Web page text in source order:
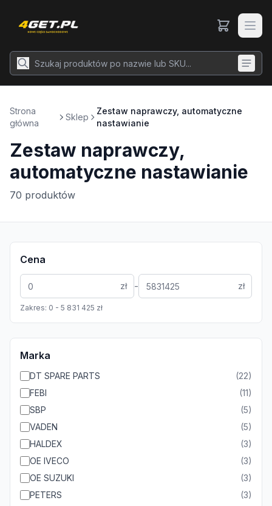
Strona
główna
Sklep
Zestaw naprawczy, automatyczne
nastawianie
Zestaw naprawczy,
automatyczne nastawianie
70 produktów
Cena
zł - zł
Zakres: 0 - 5 831 425 zł
Marka
DT SPARE PARTS (22)
FEBI
(11)
SBP
(5)
VADEN
(5)
HALDEX
(3)
OE IVECO
(3)
OE SUZUKI
(3)
PETERS
(3)